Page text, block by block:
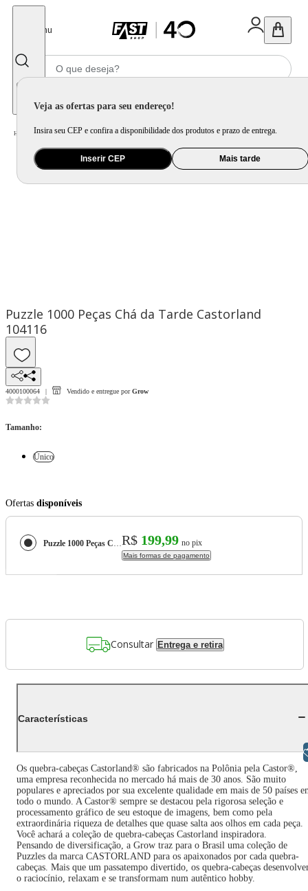
Menu
Veja as ofertas para seu endereço!
Insira seu CEP e confira a disponibilidade dos produtos e prazo de entrega.
Inserir CEP Mais tarde
Home Brinquedo e Colecionável / Jogo e Quebra-Cabeça
Puzzle 1000 Peças Chá da Tarde Castorland
104116
4000100064 Vendido e entregue por Grow
Tamanho:
Único
Ofertas disponíveis
Puzzle 1000 Peças Chá da Tarde Castorland 104116R$ 199,99 no pix
Mais formas de pagamento
Consultar Entrega e retira
Características
Os quebra-cabeças Castorland® são fabricados na Polônia pela Castor®,
uma empresa reconhecida no mercado há mais de 30 anos. São muito
populares e apreciados por sua excelente qualidade em mais de 50 países
todo o mundo. A Castor® sempre se destacou pela rigorosa seleção e
processamento gráfico de seu estoque de imagens, bem como pela
extraordinária riqueza de detalhes que quase salta aos olhos em cada peça.
Você achará a coleção de quebra-cabeças Castorland inspiradora.
Pensando de diversificação, a Grow traz para o Brasil uma coleção de
Puzzles da marca CASTORLAND para os apaixonados por cada quebra-
cabeças. Mais que um passatempo divertido, os quebra-cabeças
o raciocínio, relaxam e se transformam num autêntico hobby.
Libras